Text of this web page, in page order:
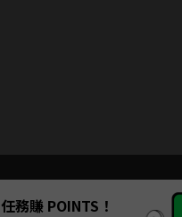
不便請見諒
務賺 POINTS！